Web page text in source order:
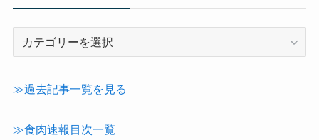
テ
≫過去記事一覧を見る
≫食肉速報目次一覧